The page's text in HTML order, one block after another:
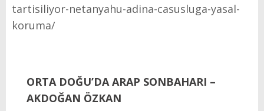
tartisiliyor-netanyahu-adina-casusluga-yasal-
koruma/
ORTA DOĞU’DA ARAP SONBAHARI –
AKDOĞAN ÖZKAN